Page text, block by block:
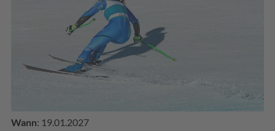
Wann: 19.01.2027